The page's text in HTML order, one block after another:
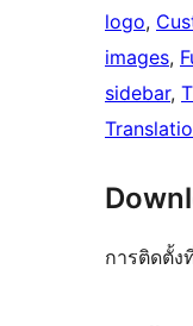
logo,
images,
sidebar,
การติดตั้ง